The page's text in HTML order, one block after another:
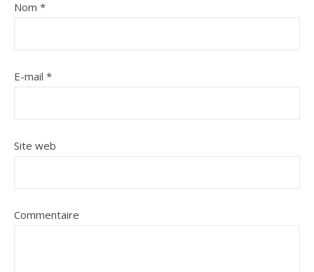
Nom *
E-mail *
Site web
Commentaire